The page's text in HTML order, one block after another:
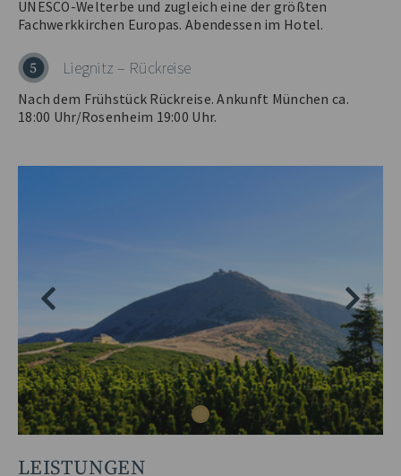
UNESCO-Welterbe und zugleich eine der größten
Fachwerkkirchen Europas. Abendessen im Hotel.
5 Liegnitz – Rückreise
Nach dem Frühstück Rückreise. Ankunft München ca.
18:00 Uhr/Rosenheim 19:00 Uhr.
LEISTUNGEN